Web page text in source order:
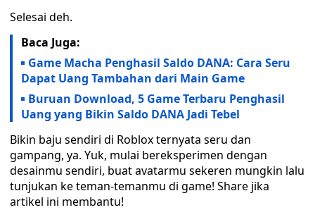
Selesai deh.
Baca Juga:
Game Macha Penghasil Saldo DANA: Cara Seru
Dapat Uang Tambahan dari Main Game
Buruan Download, 5 Game Terbaru Penghasil
Uang yang Bikin Saldo DANA Jadi Tebel
Bikin baju sendiri di Roblox ternyata seru dan
gampang, ya. Yuk, mulai bereksperimen dengan
desainmu sendiri, buat avatarmu sekeren mungkin lalu
tunjukan ke teman-temanmu di game! Share jika
artikel ini membantu!